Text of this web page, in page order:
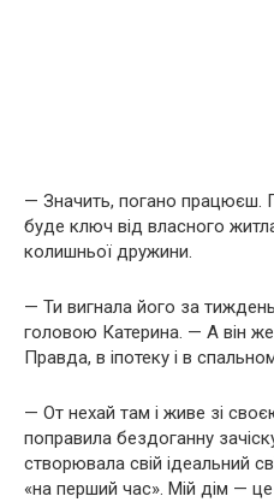
— Значить, погано працюєш.
буде ключ від власного
колишньої дружини.
— Ти вигнала його за
головою Катерина. — А він же
Правда, в іпотеку і в
— От нехай там і живе зі
поправила бездоганну
створювала свій ідеальний
«на перший час». Мій дім —